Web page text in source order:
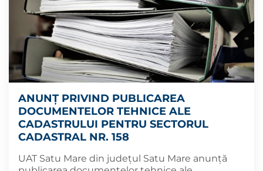
ANUNȚ PRIVIND PUBLICAREA
DOCUMENTELOR TEHNICE ALE
CADASTRULUI PENTRU SECTORUL
CADASTRAL NR. 158
UAT Satu Mare din județul Satu Mare anunță